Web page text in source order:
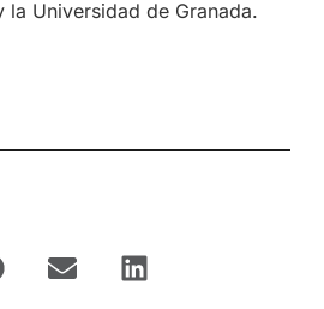
la Universidad de Granada.